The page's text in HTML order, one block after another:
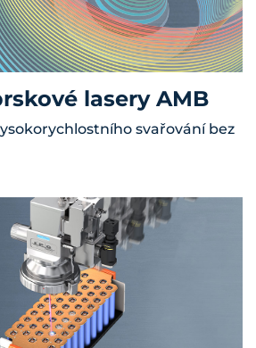
lasery AMB
svařování bez